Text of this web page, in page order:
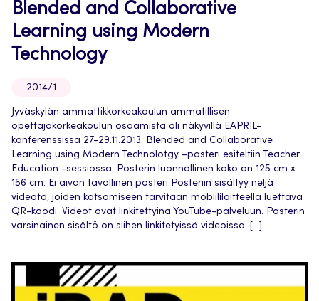
Blended and Collaborative
Learning using Modern
Technology
2014/1
Jyväskylän ammattikkorkeakoulun ammatillisen
opettajakorkeakoulun osaamista oli näkyvillä EAPRIL-
konferenssissa 27-29.11.2013. Blended and Collaborative
Learning using Modern Technolotgy –posteri esiteltiin Teacher
Education -sessiossa. Posterin luonnollinen koko on 125 cm x
156 cm. Ei aivan tavallinen posteri Posteriin sisältyy neljä
videota, joiden katsomiseen tarvitaan mobiililaitteella luettava
QR-koodi. Videot ovat linkitettyinä YouTube-palveluun. Posterin
varsinainen sisältö on siihen linkitetyissä videoissa. […]